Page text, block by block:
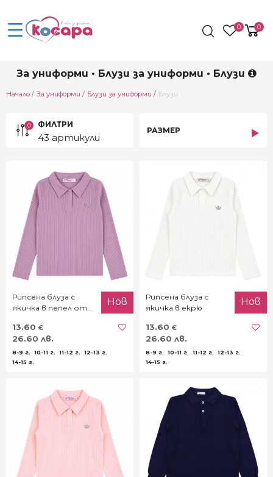
0 0
За униформи • Блузи за униформи • Блузи
Начало За униформи Блузи за униформи Current:
Блузи
0 ФИЛТРИ
43 артикули
РАЗМЕР
Рипсена блуза с
якичка в пепел от
Нов
13.60 €
26.60 лв.
8-9 г. 10-11 г. 11-12 г.
12-13 г.
14-15 г.
Рипсена блуза с
якичка в екрю
Нов
13.60 €
26.60 лв.
8-9 г. 10-11 г. 11-12 г.
12-13 г.
14-15 г.